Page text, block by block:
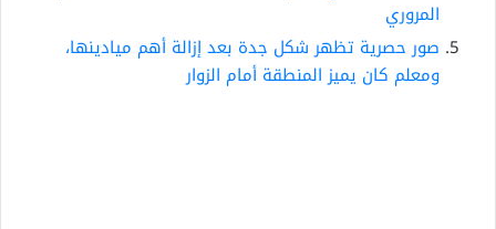
المروري
صور حصرية تظهر شكل جدة بعد إزالة أهم ميادينها،
ومعلم كان يميز المنطقة أمام الزوار